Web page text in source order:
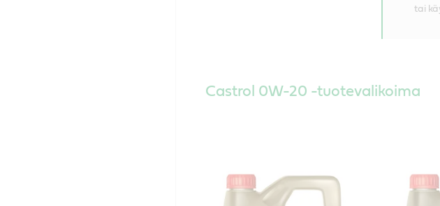
tai
Castrol 0W-20 -tuotevalikoima